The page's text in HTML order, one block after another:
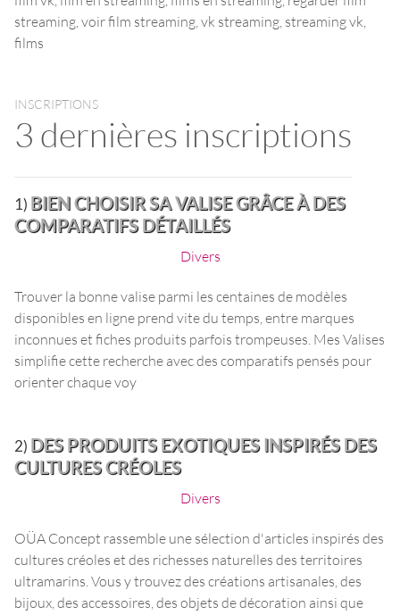
streaming, voir film streaming, vk streaming, streaming vk,
films
INSCRIPTIONS
3 dernières inscriptions
1) BIEN CHOISIR SA VALISE GRÂCE À DES
COMPARATIFS DÉTAILLÉS
Divers
Trouver la bonne valise parmi les centaines de modèles
disponibles en ligne prend vite du temps, entre marques
inconnues et fiches produits parfois trompeuses. Mes Valises
simplifie cette recherche avec des comparatifs pensés pour
orienter chaque voy
2) DES PRODUITS EXOTIQUES INSPIRÉS DES
CULTURES CRÉOLES
Divers
OÜA Concept rassemble une sélection d'articles inspirés des
cultures créoles et des richesses naturelles des territoires
ultramarins. Vous y trouvez des créations artisanales, des
bijoux, des accessoires, des objets de décoration ainsi que